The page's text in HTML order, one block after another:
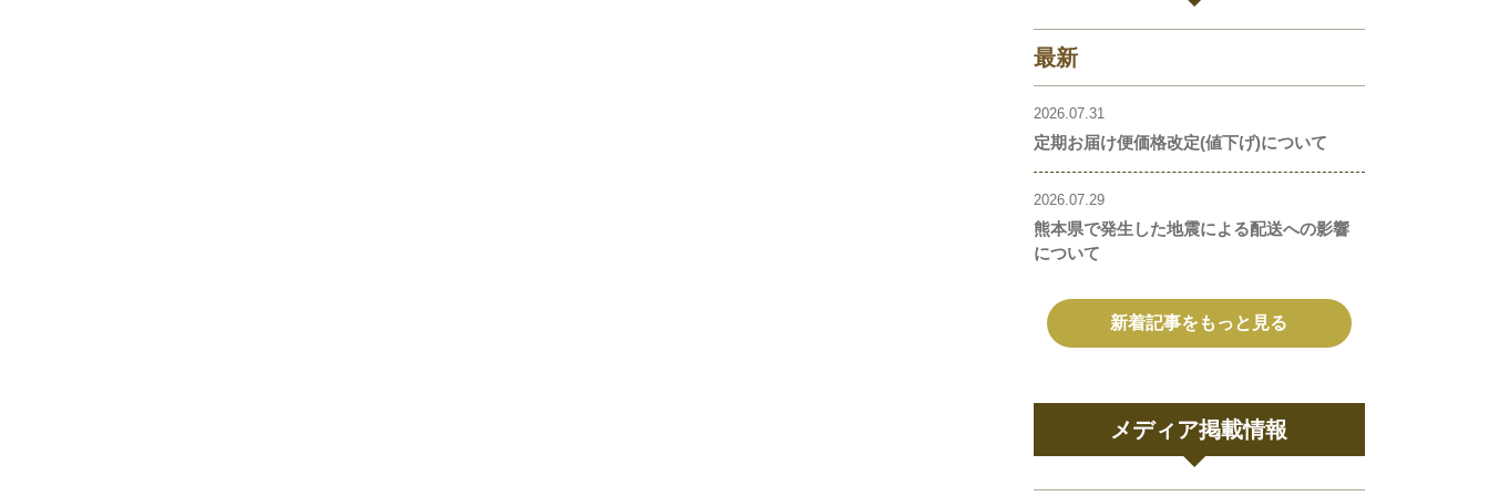
最新
2026.07.31
定期お届け便価格改定(値下げ)について
2026.07.29
熊本県で発生した地震による配送への影響
について
新着記事をもっと見る
メディア掲載情報